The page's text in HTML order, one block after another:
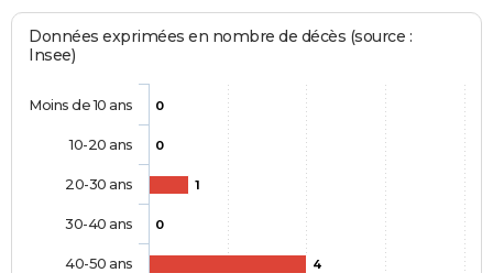
Données exprimées en nombre de décès (source :
Insee)
0
0
1
0
4
Moins de 10 ans
10-20 ans
20-30 ans
30-40 ans
40-50 ans